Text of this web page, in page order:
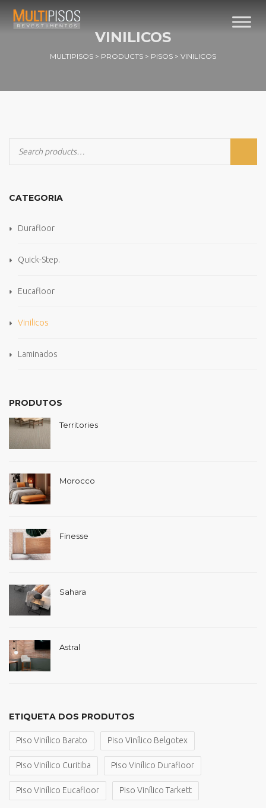
VINILICOS
MULTIPISOS > PRODUCTS > PISOS > VINILICOS
CATEGORIA
Durafloor
Quick-Step.
Eucafloor
Vinilicos
Laminados
PRODUTOS
Territories
Morocco
Finesse
Sahara
Astral
ETIQUETA DOS PRODUTOS
Piso Vinílico Barato Piso Vinílico Belgotex
Piso Vinílico Curitiba Piso Vinílico Durafloor
Piso Vinílico Eucafloor Piso Vinílico Tarkett